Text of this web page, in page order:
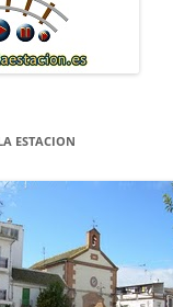
ESTACION